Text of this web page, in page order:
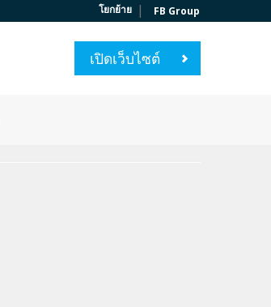
โยกย้าย | FB Group
เปิดเว็บไซต์